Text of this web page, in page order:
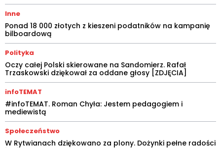
Inne
Ponad 18 000 złotych z kieszeni podatników na kampanię
bilboardową
Polityka
Oczy całej Polski skierowane na Sandomierz. Rafał
Trzaskowski dziękował za oddane głosy [ZDJĘCIA]
infoTEMAT
#infoTEMAT. Roman Chyła: Jestem pedagogiem i
mediewistą
Społeczeństwo
W Rytwianach dziękowano za plony. Dożynki pełne radości